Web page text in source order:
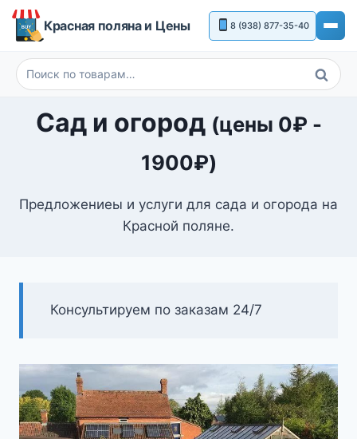
Перейти
Красная поляна и Цены 8 (938) 877-35-40
Искать:
Поиск
Сад и огород (цены 0₽ -
1900₽)
Предложениеы и услуги для сада и огорода на
Красной поляне.
Консультируем по заказам 24/7